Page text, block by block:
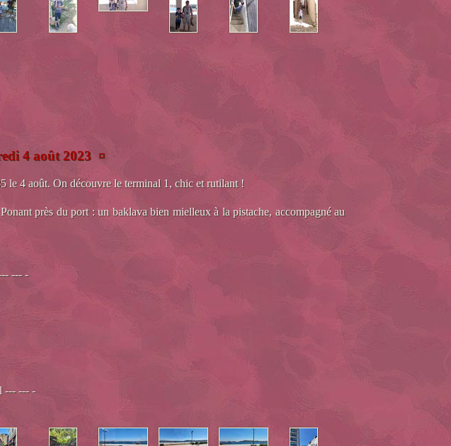
4 août 2023 ¤
le 4 août. On découvre le terminal 1, chic et rutilant !
près du port : un baklava bien mielleux à la pistache, accompagné au
--- -
--- --- -